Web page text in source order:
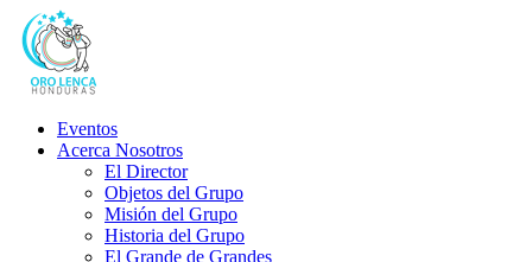
Eventos
Acerca Nosotros
El Director
Objetos del Grupo
Misión del Grupo
Historia del Grupo
El Grande de Grandes